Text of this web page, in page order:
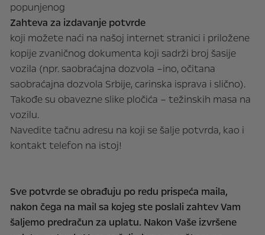
popunjenog
Zahteva za izdavanje potvrde
koji možete naći na našoj internet stranici i priložene
kopije zvaničnog dokumenta koji sadrži broj šasije
vozila (npr. saobraćajna dozvola –ino, očitana
saobraćajna dozvola Srbije, carinska isprava i slično).
Takođe su obavezne slike pločića – težinskih masa na
vozilu.
Navedite tačnu adresu na koji se šalje potvrda, kao i
kontakt telefon na istoj!
Sve potvrde se obrađuju po redu prispeća maila,
nakon čega na mail sa kojeg ste poslali zahtev Vam
šaljemo predračun za uplatu. Nakon Vaše izvršene